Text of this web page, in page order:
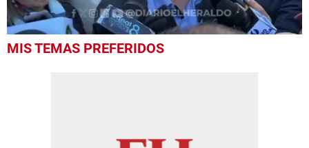
seconds
MIS TEMAS PREFERIDOS